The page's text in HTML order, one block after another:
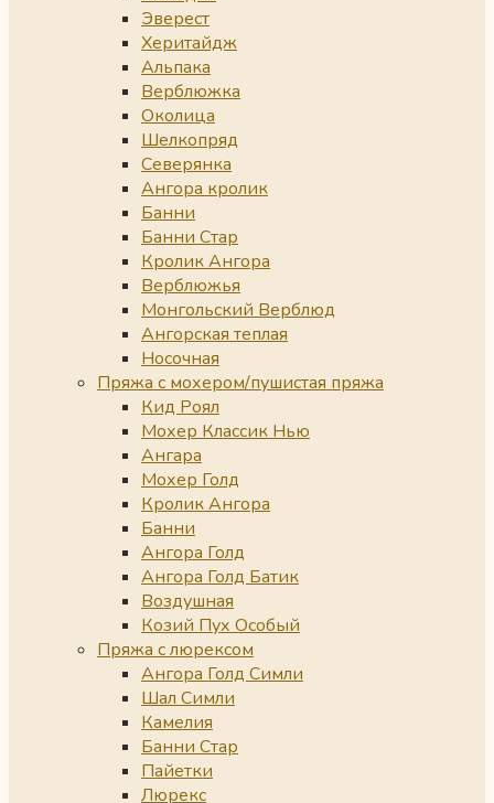
Эверест
Херитайдж
Альпака
Верблюжка
Околица
Шелкопряд
Северянка
Ангора кролик
Банни
Банни Стар
Кролик Ангора
Верблюжья
Монгольский Верблюд
Ангорская теплая
Носочная
Пряжа с мохером/пушистая пряжа
Кид Роял
Мохер Классик Нью
Ангара
Мохер Голд
Кролик Ангора
Банни
Ангора Голд
Ангора Голд Батик
Воздушная
Козий Пух Особый
Пряжа с люрексом
Ангора Голд Симли
Шал Симли
Камелия
Банни Стар
Пайетки
Люрекс